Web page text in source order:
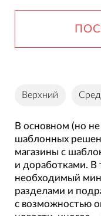
Верхний
В основном (но не
шаблонных
магазины с
и доработками. В
необходимый
разделами и
с возможностью